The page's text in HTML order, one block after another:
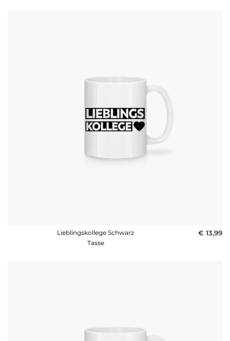
Lieblingskollege Schwarz
Tasse
€ 13,99